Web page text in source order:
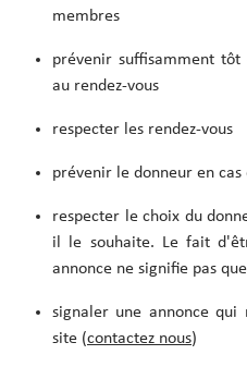
membres
prévenir suffisamment
au rendez-vous
respecter les rendez-vous
prévenir le donneur en
respecter le choix du
il le souhaite. Le fait
annonce ne signifie pas
signaler une annonce
site (contactez nous)